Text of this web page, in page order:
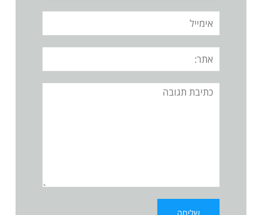
אימייל
אתר:
תגובה